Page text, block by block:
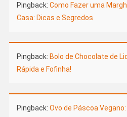
Pingback: Como Fazer uma
Casa: Dicas e Segredos
Pingback: Bolo de Chocolate de
Rápida e Fofinha!
Pingback: Ovo de Páscoa